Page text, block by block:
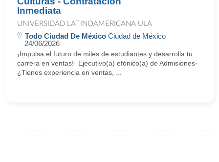
Inmediata
UNIVERSIDAD LATINOAMERICANA ULA
Todo Ciudad De México Ciudad de México
24/06/2026
¡Impulsa el futuro de miles de estudiantes y desarrolla tu
carrera en ventas!· Ejecutivo(a) efónico(a) de Admisiones·
¿Tienes experiencia en ventas, ...